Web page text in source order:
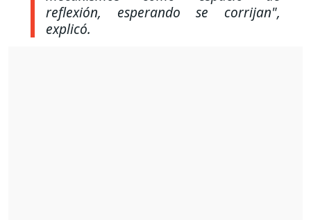
reflexión, esperando se corrijan",
explicó.